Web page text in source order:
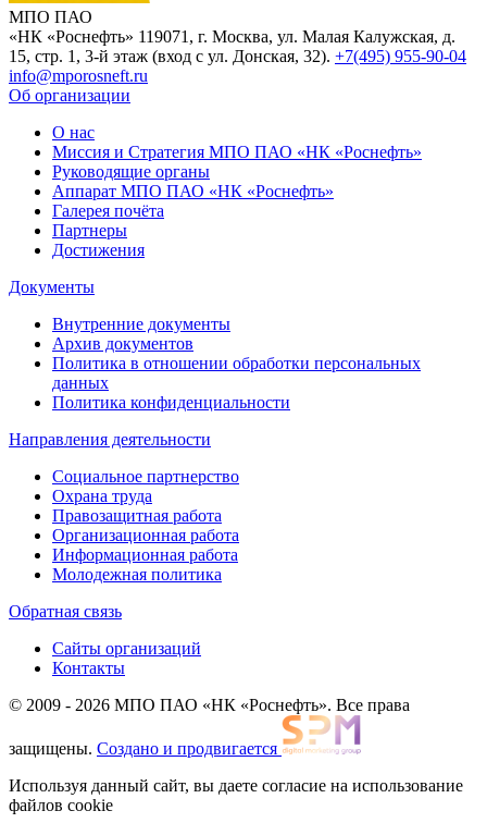
МПО ПАО
«НК «Роснефть» 119071, г. Москва, ул. Малая Калужская, д.
15, стр. 1, 3-й этаж (вход с ул. Донская, 32). +7(495) 955-90-04
info@mporosneft.ru
Об организации
О нас
Миссия и Стратегия МПО ПАО «НК «Роснефть»
Руководящие органы
Аппарат МПО ПАО «НК «Роснефть»
Галерея почёта
Партнеры
Достижения
Документы
Внутренние документы
Архив документов
Политика в отношении обработки персональных
данных
Политика конфиденциальности
Направления деятельности
Социальное партнерство
Охрана труда
Правозащитная работа
Организационная работа
Информационная работа
Молодежная политика
Обратная связь
Сайты организаций
Контакты
© 2009 - 2026 МПО ПАО «НК «Роснефть». Все права
защищены. Создано и продвигается
Используя данный сайт, вы даете согласие на использование
файлов cookie